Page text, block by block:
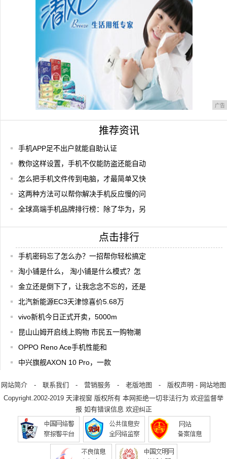
广告
推荐资讯
手机APP足不出户就能自助认证
教你这样设置，手机不仅能防盗还能自动
怎么把手机文件传到电脑，才最简单又快
这两种方法可以帮你解决手机反应慢的问
全球高端手机品牌排行榜：除了华为，另
点击排行
手机密码忘了怎么办？一招帮你轻松搞定
淘小铺是什么， 淘小铺是什么模式？怎
金立还是倒下了，让我念念不忘的，还是
北汽新能源EC3天津惊喜价5.68万
vivo新机今日正式开卖，5000m
昆山山姆开启线上购物 市民五一购物潮
OPPO Reno Ace手机性能和
中兴旗舰AXON 10 Pro，一款
网站简介 - 联系我们 - 营销服务 - 老版地图 - 版权声明 - 网站地图
Copyright.2002-2019 天津视窗 版权所有 本网拒绝一切非法行为 欢迎监督举
报 如有错误信息 欢迎纠正